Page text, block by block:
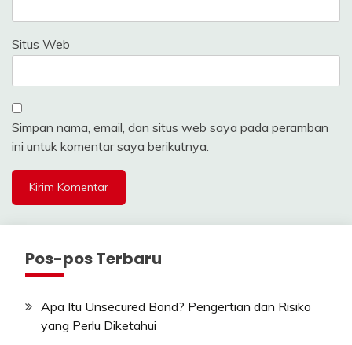
Situs Web
Simpan nama, email, dan situs web saya pada peramban
ini untuk komentar saya berikutnya.
Pos-pos Terbaru
Apa Itu Unsecured Bond? Pengertian dan Risiko
yang Perlu Diketahui